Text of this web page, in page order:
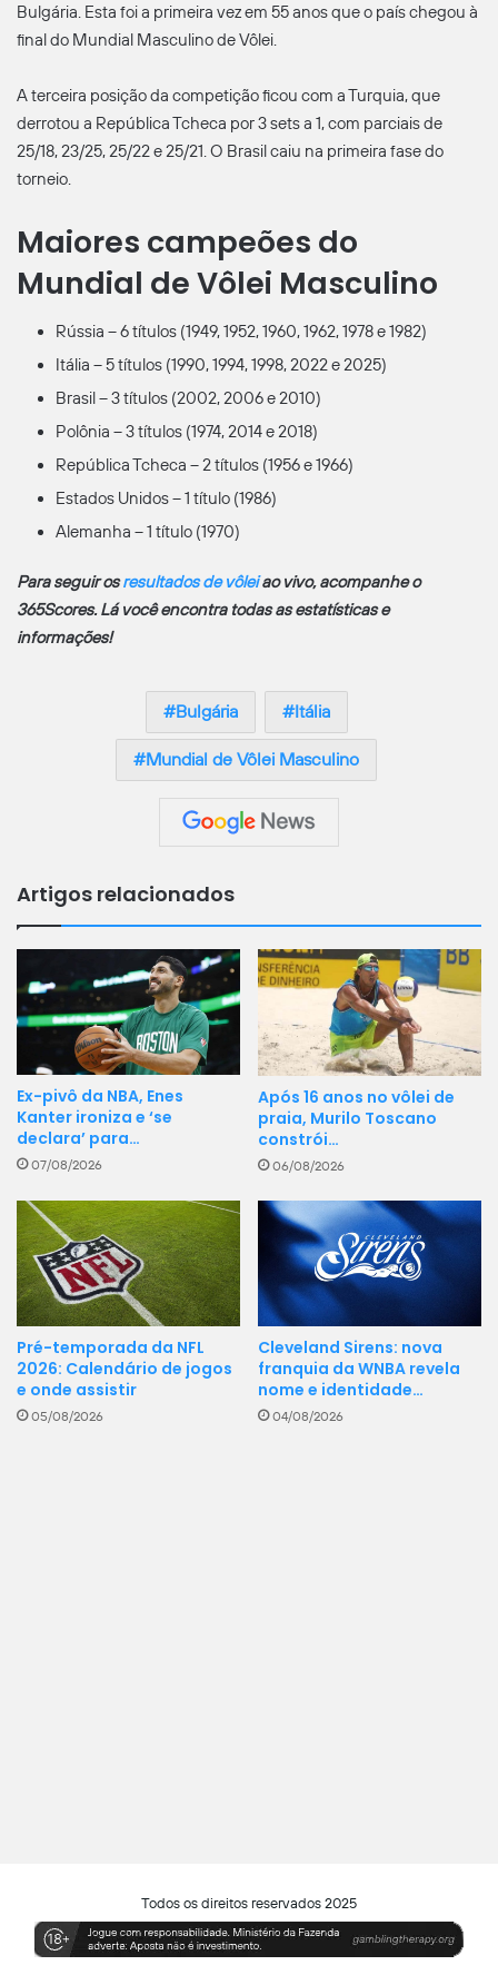
Bulgária. Esta foi a primeira vez em 55 anos que o país chegou à
final do Mundial Masculino de Vôlei.
A terceira posição da competição ficou com a Turquia, que
derrotou a República Tcheca por 3 sets a 1, com parciais de
25/18, 23/25, 25/22 e 25/21. O Brasil caiu na primeira fase do
torneio.
Maiores campeões do
Mundial de Vôlei Masculino
Rússia – 6 títulos (1949, 1952, 1960, 1962, 1978 e 1982)
Itália – 5 títulos (1990, 1994, 1998, 2022 e 2025)
Brasil – 3 títulos (2002, 2006 e 2010)
Polônia – 3 títulos (1974, 2014 e 2018)
República Tcheca – 2 títulos (1956 e 1966)
Estados Unidos – 1 título (1986)
Alemanha – 1 título (1970)
Para seguir osresultados de vôleiao vivo, acompanhe o
365Scores. Lá você encontra todas as estatísticas e
informações!
Bulgária Itália
Mundial de Vôlei Masculino
Artigos relacionados
Ex-pivô da NBA, Enes
Kanter ironiza e ‘se
declara’ para…
07/08/2026
Após 16 anos no vôlei de
praia, Murilo Toscano
constrói…
06/08/2026
Pré-temporada da NFL
2026: Calendário de jogos
e onde assistir
05/08/2026
Cleveland Sirens: nova
franquia da WNBA revela
nome e identidade…
04/08/2026
Todos os direitos reservados 2025